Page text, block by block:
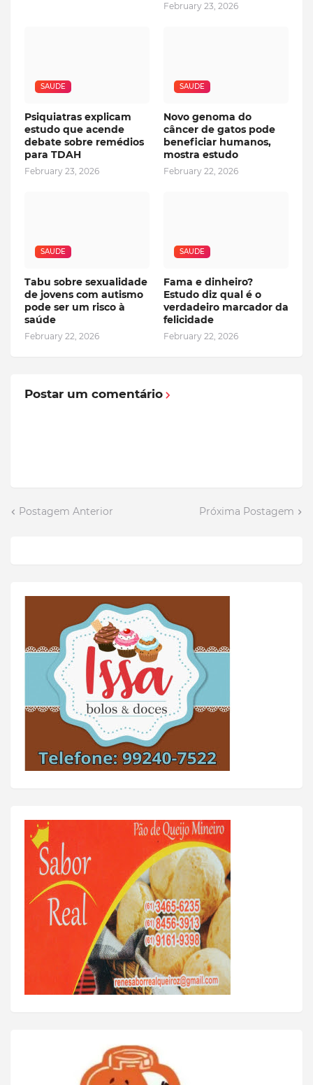
February 23, 2026
SAUDE
Psiquiatras explicam
estudo que acende
debate sobre remédios
para TDAH
February 23, 2026
SAUDE
Novo genoma do
câncer de gatos pode
beneficiar humanos,
mostra estudo
February 22, 2026
SAUDE
Tabu sobre sexualidade
de jovens com autismo
pode ser um risco à
saúde
February 22, 2026
SAUDE
Fama e dinheiro?
Estudo diz qual é o
verdadeiro marcador da
felicidade
February 22, 2026
Postar um comentário
Postagem Anterior Próxima Postagem